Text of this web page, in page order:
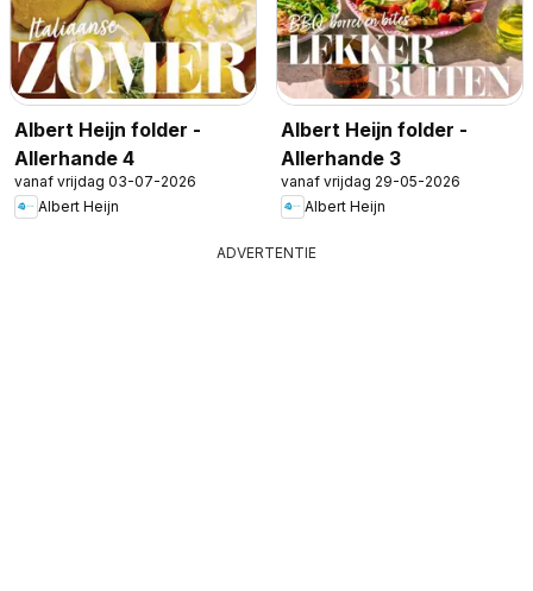
Albert Heijn folder -
Allerhande 4
vanaf vrijdag 03-07-2026
Albert Heijn
Albert Heijn folder -
Allerhande 3
vanaf vrijdag 29-05-2026
Albert Heijn
ADVERTENTIE